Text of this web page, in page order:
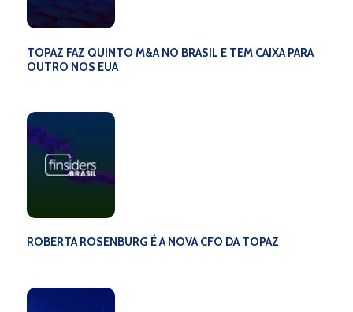
TOPAZ FAZ QUINTO M&A NO BRASIL E TEM CAIXA PARA
OUTRO NOS EUA
ROBERTA ROSENBURG É A NOVA CFO DA TOPAZ